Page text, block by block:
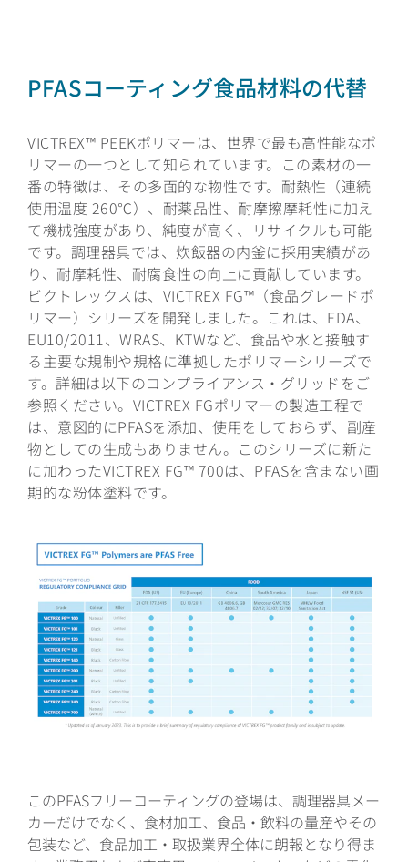
PFASコーティング食品材料の代替
VICTREX™ PEEKポリマーは、世界で最も高性能なポ
リマーの一つとして知られています。この素材の一
番の特徴は、その多面的な物性です。耐熱性（連続
使用温度 260℃）、耐薬品性、耐摩擦摩耗性に加え
て機械強度があり、純度が高く、リサイクルも可能
です。調理器具では、炊飯器の内釜に採用実績があ
り、耐摩耗性、耐腐食性の向上に貢献しています。
ビクトレックスは、VICTREX FG™（食品グレードポ
リマー）シリーズを開発しました。これは、FDA、
EU10/2011、WRAS、KTWなど、食品や水と接触す
る主要な規制や規格に準拠したポリマーシリーズで
す。詳細は以下のコンプライアンス・グリッドをご
参照ください。VICTREX FGポリマーの製造工程で
は、意図的にPFASを添加、使用をしておらず、副産
物としての生成もありません。このシリーズに新た
に加わったVICTREX FG™ 700は、PFASを含まない画
期的な粉体塗料です。
このPFASフリーコーティングの登場は、調理器具メー
カーだけでなく、食材加工、食品・飲料の量産やその
包装など、食品加工・取扱業界全体に朗報となり得ま